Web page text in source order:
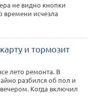
не видно кнопки
времени исчезла
и тормозит
лето ремонта. В
разбился об пол и
Когда включил